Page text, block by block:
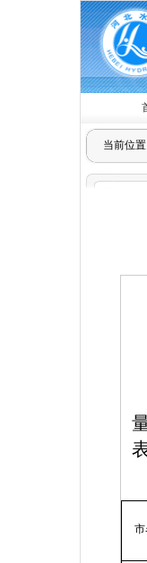
当前位置
市